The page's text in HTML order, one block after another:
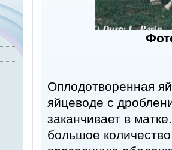
Оплодотворенная
яйцеводе с
заканчивает в
большое